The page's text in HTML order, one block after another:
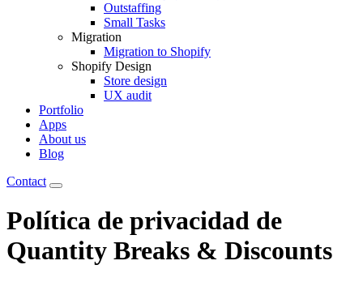
Outstaffing
Small Tasks
Migration
Migration to Shopify
Shopify Design
Store design
UX audit
Portfolio
Apps
About us
Blog
Contact
Política de privacidad de
Quantity Breaks & Discounts